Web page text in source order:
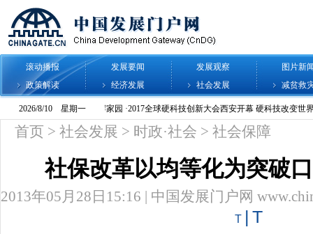
滚动播报 发展要闻 发展观察
图片新
政策解读
经济发展 社会发展 减贫救
首页 > 社会发展 > 时政·社会 > 社会保障
社保改革以均等化为突破
2013年05月28日15:16 | 中国发展门户网
T T